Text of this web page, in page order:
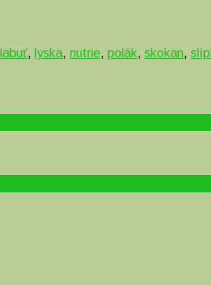
labuť, lyska, nutrie, polák, skokan,